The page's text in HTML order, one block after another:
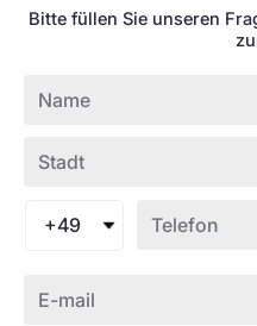
Bitte füllen Sie unseren
+49